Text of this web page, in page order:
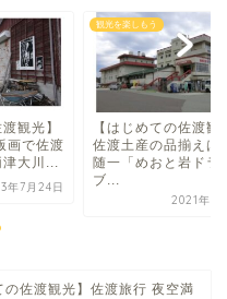
観光】
画で佐渡
津大川...
年7月24日
観光を楽しもう
【はじめての佐渡観
佐渡土産の品揃えは
随一「めおと岩ドラ
ブ...
2021年8
の佐渡観光】佐渡旅行 夜空満